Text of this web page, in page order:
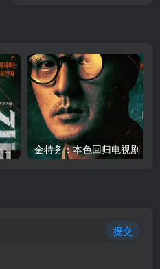
《金特务：本色回归》百度云网盘夸克下载.阿里云盘.中字.(2026)
提交